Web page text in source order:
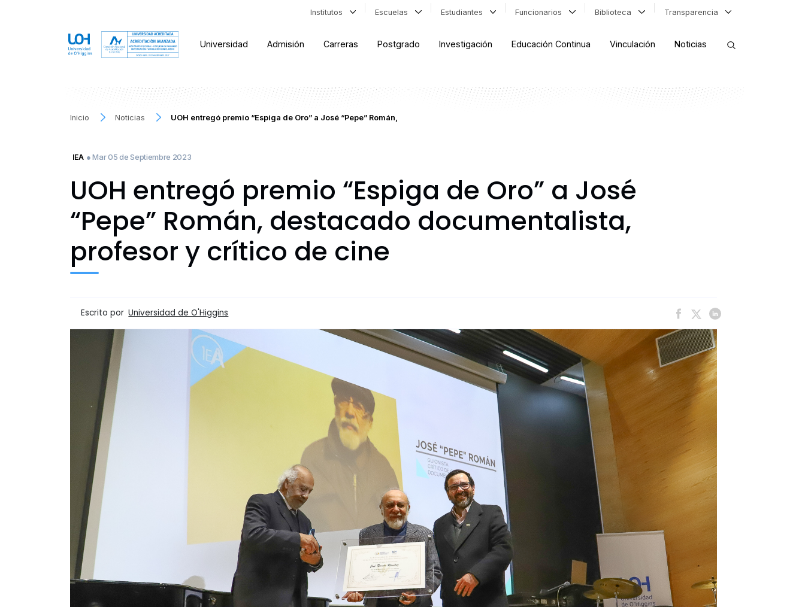
Institutos Escuelas Estudiantes Funcionarios Biblioteca Transparencia
Universidad Admisión Carreras Postgrado Investigación Educación Continua Vinculación Noticias
Inicio Noticias UOH entregó premio “Espiga de Oro” a José “Pepe” Román,
IEA ● Mar 05 de Septiembre 2023
UOH entregó premio “Espiga de Oro” a José
“Pepe” Román, destacado documentalista,
profesor y crítico de cine
Escrito por Universidad de O'Higgins